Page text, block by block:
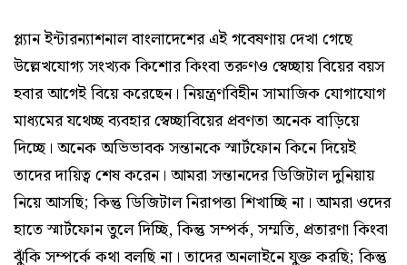
প্ল্যান ইন্টারন্যাশনাল বাংলাদেশের এই গবেষণায় দেখা গেছে
উল্লেখযোগ্য সংখ্যক কিশোর কিংবা তরুণও স্বেচ্ছায় বিয়ের বয়স
হবার আগেই বিয়ে করেছেন। নিয়ন্ত্রণবিহীন সামাজিক যোগাযোগ
মাধ্যমের যথেচ্ছ ব্যবহার স্বেচ্ছাবিয়ের প্রবণতা অনেক বাড়িয়ে
দিচ্ছে। অনেক অভিভাবক সন্তানকে স্মার্টফোন কিনে দিয়েই
তাদের দায়িত্ব শেষ করেন। আমরা সন্তানদের ডিজিটাল দুনিয়ায়
নিয়ে আসছি; কিন্তু ডিজিটাল নিরাপত্তা শিখাচ্ছি না। আমরা ওদের
হাতে স্মার্টফোন তুলে দিচ্ছি, কিন্তু সম্পর্ক, সম্মতি, প্রতারণা কিংবা
ঝুঁকি সম্পর্কে কথা বলছি না। তাদের অনলাইনে যুক্ত করছি; কিন্তু